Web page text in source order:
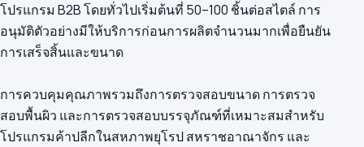
โปรแกรม B2B โดยทั่วไปเริ่มต้นที่ 50–100 ชิ้นต่อสไตล์ การ
อนุมัติตัวอย่างมีให้บริการก่อนการผลิตจำนวนมากเพื่อยืนยัน
การเสร็จสิ้นและขนาด
การควบคุมคุณภาพรวมถึงการตรวจสอบขนาด การตรวจ
สอบพื้นผิว และการตรวจสอบบรรจุภัณฑ์ที่เหมาะสมสำหรับ
โปรแกรมค้าปลีกในสหภาพยุโรป สหราชอาณาจักร และ